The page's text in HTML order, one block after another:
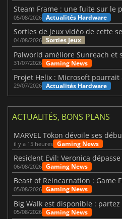
05/08/2026 Actualités Hardware
04/08/2026 Sorties Jeux
Palworld améliore Sunreach et
31/07/2026 Gaming News
Projet Helix : Microsoft pourrait
29/07/2026 Actualités Hardware
ACTUALITÉS, BONS PLANS
il y a 15 heures Gaming News
06/08/2026 Gaming News
05/08/2026 Gaming News
05/08/2026 Gaming News